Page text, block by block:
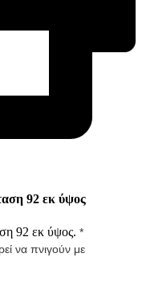
92 εκ ύψος
92 εκ ύψος. *
να πνιγούν με